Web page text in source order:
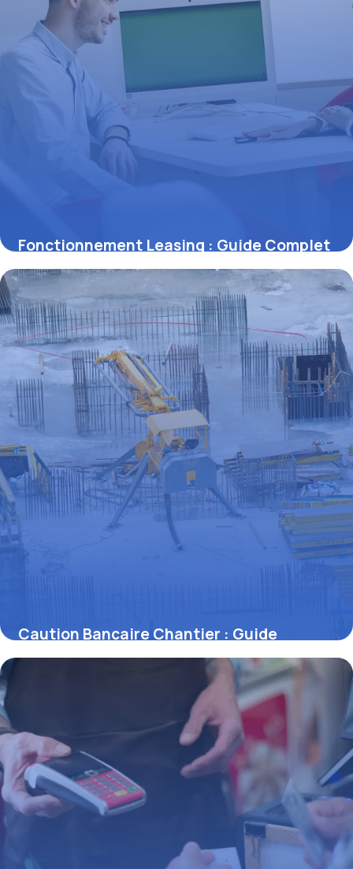
Fonctionnement Leasing : Guide Complet
2026
2 juillet 2026
Caution Bancaire Chantier : Guide
Complet